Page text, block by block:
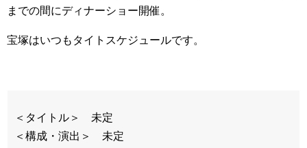
までの間にディナーショー開催。
宝塚はいつもタイトスケジュールです。
＜タイトル＞ 未定
＜構成・演出＞ 未定